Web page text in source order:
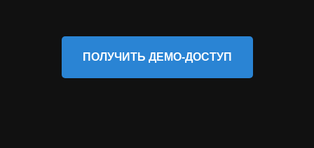
ПОЛУЧИТЬ ДЕМО-ДОСТУП